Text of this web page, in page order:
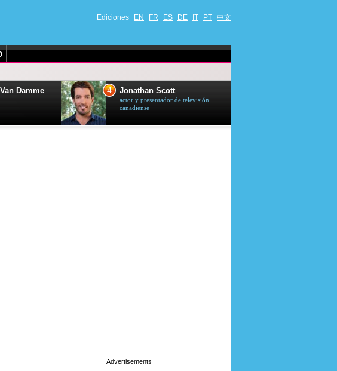
Ediciones EN FR ES DE IT PT 中文
Damme 4 Jonathan Scott
actor y presentador de televisión
canadiense